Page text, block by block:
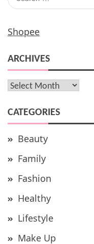
for:
Shopee
ARCHIVES
Archives
CATEGORIES
Beauty
Family
Fashion
Healthy
Lifestyle
Make Up